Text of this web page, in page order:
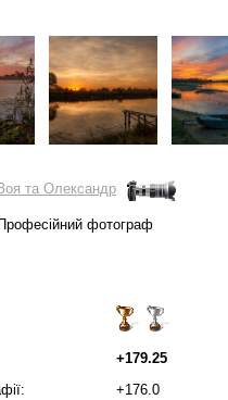
та Олександр
Професійний фотограф
+179.25
+176.0